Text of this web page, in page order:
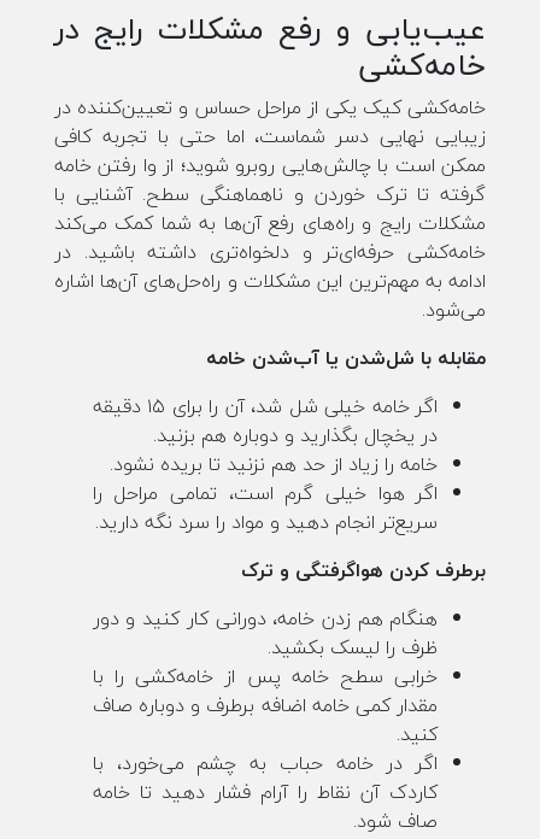
عیب‌یابی و رفع مشکلات رایج در
خامه‌کشی
خامه‌کشی کیک یکی از مراحل حساس و تعیین‌کننده در
زیبایی نهایی دسر شماست، اما حتی با تجربه کافی
ممکن است با چالش‌هایی روبرو شوید؛ از وا رفتن خامه
گرفته تا ترک خوردن و ناهماهنگی سطح. آشنایی با
مشکلات رایج و راه‌های رفع آن‌ها به شما کمک می‌کند
خامه‌کشی حرفه‌ای‌تر و دلخواه‌تری داشته باشید. در
ادامه به مهم‌ترین این مشکلات و راه‌حل‌های آن‌ها اشاره
می‌شود.
مقابله با شل‌شدن یا آب‌شدن خامه
اگر خامه خیلی شل شد، آن را برای ۱۵ دقیقه
در یخچال بگذارید و دوباره هم بزنید.
خامه را زیاد از حد هم نزنید تا بریده نشود.
اگر هوا خیلی گرم است، تمامی مراحل را
سریع‌تر انجام دهید و مواد را سرد نگه دارید.
برطرف کردن هواگرفتگی و ترک
هنگام هم زدن خامه، دورانی کار کنید و دور
ظرف را لیسک بکشید.
خرابی سطح خامه پس از خامه‌کشی را با
مقدار کمی خامه اضافه برطرف و دوباره صاف
کنید.
اگر در خامه حباب به چشم می‌خورد، با
کاردک آن نقاط را آرام فشار دهید تا خامه
صاف شود.